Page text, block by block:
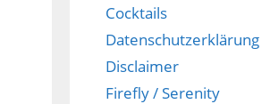
Cocktails
Datenschutzerklärung
Disclaimer
Firefly / Serenity